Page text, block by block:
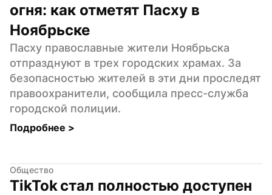
огня: как отметят Пасху в
Ноябрьске
Пасху православные жители Ноябрьска
отпразднуют в трех городских храмах. За
безопасностью жителей в эти дни проследят
правоохранители, сообщила пресс-служба
городской полиции.
Подробнее >
Общество
TikTok стал полностью доступен